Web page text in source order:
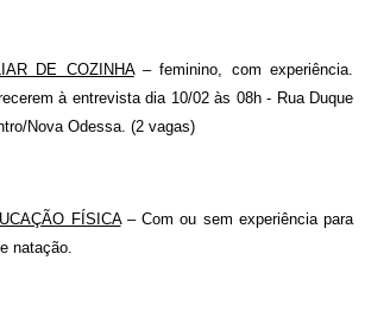
DE COZINHA– feminino, com experiência.
à entrevista dia 10/02 às 08h - Rua Duque
Nova Odessa. (2 vagas)
FÍSICA– Com ou sem experiência para
natação.